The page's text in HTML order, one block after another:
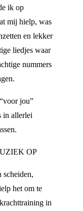
ik op
mij hielp, was
en lekker
liedjes waar
nummers
jou”
in allerlei
OP
scheiden,
het om te
in